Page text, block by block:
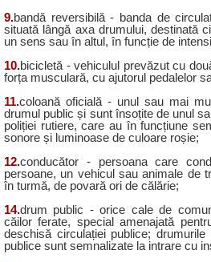
9.bandă reversibilă - banda de
situată lângă axa drumului, destinată
un sens sau în altul, în funcție de
10.bicicletă - vehiculul prevăzut cu
forța musculară, cu ajutorul pedalelor
11.coloană oficială - unul sau mai
drumul public și sunt însoțite de unul
poliției rutiere, care au în funcțiune
sonore și luminoase de culoare roșie;
12.conducător - persoana care
persoane, un vehicul sau animale de
în turmă, de povară ori de călărie;
14.drum public - orice cale de
căilor ferate, special amenajată
deschisă circulației publice;
publice sunt semnalizate la intrare cu